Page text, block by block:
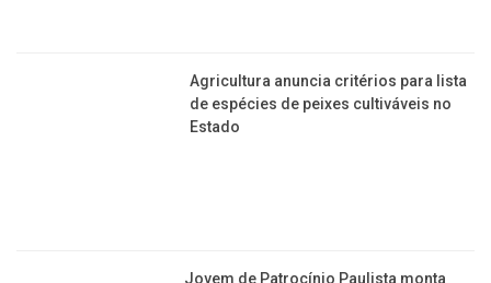
Agricultura anuncia critérios para lista
de espécies de peixes cultiváveis no
Estado
Jovem de Patrocínio Paulista monta